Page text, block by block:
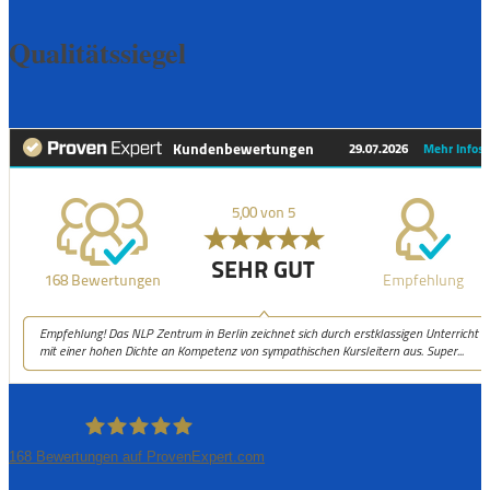
Qualitätssiegel
168 Bewertungen auf ProvenExpert.com